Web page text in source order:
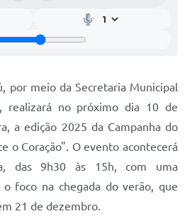
por meio da Secretaria Municipal
realizará no próximo dia 10 de
a edição 2025 da Campanha do
o Coração". O evento acontecerá
das 9h30 às 15h, com uma
foco na chegada do verão, que
21 de dezembro.